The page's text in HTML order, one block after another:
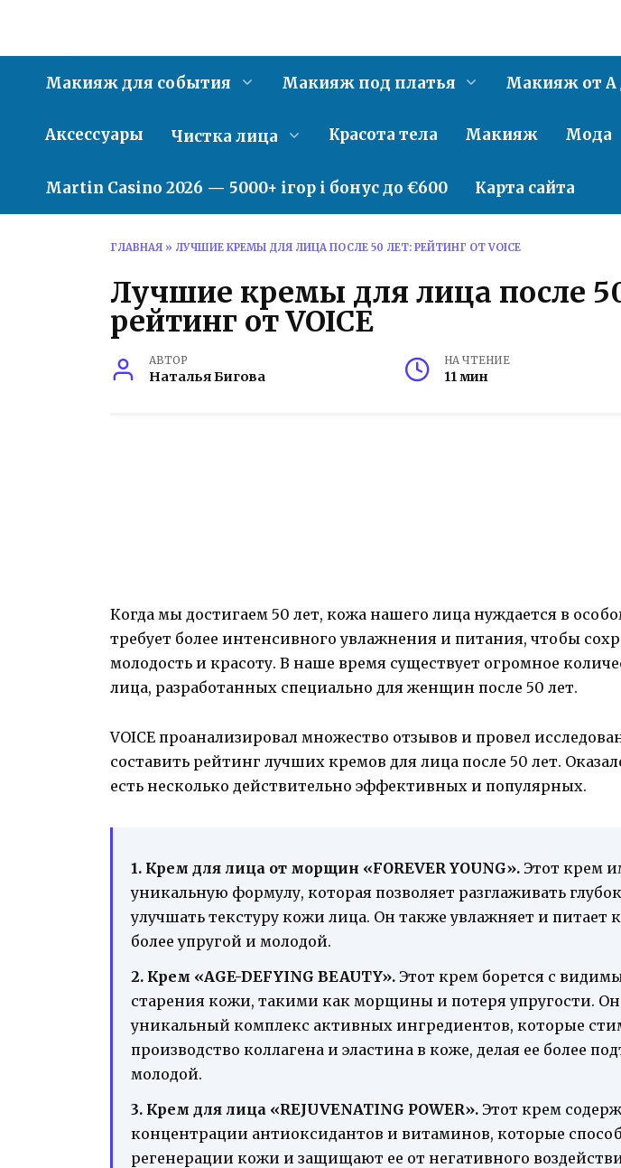
Макияж для события Макияж под платья Макияж от А
Аксессуары Чистка лица Красота тела Макияж Мода
Martin Casino 2026 — 5000+ ігор і бонус до €600 Карта сайта
ГЛАВНАЯ » ЛУЧШИЕ КРЕМЫ ДЛЯ ЛИЦА ПОСЛЕ 50 ЛЕТ: РЕЙТИНГ ОТ VOICE
Лучшие кремы для лица после
рейтинг от VOICE
АВТОР
Наталья Бигова
НА ЧТЕНИЕ
11 мин
Когда мы достигаем 50 лет, кожа нашего лица нуждается в
требует более интенсивного увлажнения и питания, чтобы
молодость и красоту. В наше время существует огромное
лица, разработанных специально для женщин после 50 лет.
VOICE проанализировал множество отзывов и провел
составить рейтинг лучших кремов для лица после 50 лет.
есть несколько действительно эффективных и популярных.
1. Крем для лица от морщин «FOREVER YOUNG». Этот крем
уникальную формулу, которая позволяет разглаживать
улучшать текстуру кожи лица. Он также увлажняет и питает
более упругой и молодой.
2. Крем «AGE-DEFYING BEAUTY». Этот крем борется с
старения кожи, такими как морщины и потеря упругости.
уникальный комплекс активных ингредиентов, которые
производство коллагена и эластина в коже, делая ее более
молодой.
3. Крем для лица «REJUVENATING POWER». Этот крем
концентрации антиоксидантов и витаминов, которые
регенерации кожи и защищают ее от негативного